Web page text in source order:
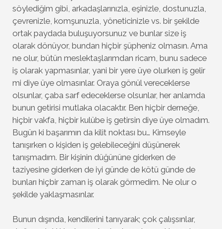
söylediğim gibi, arkadaşlarınızla, eşinizle, dostunuzla,
çevrenizle, komşunuzla, yöneticinizle vs. bir şekilde
ortak paydada buluşuyorsunuz ve bunlar size iş
olarak dönüyor, bundan hiçbir şüpheniz olmasın. Ama
ne olur, bütün meslektaşlarımdan ricam, bunu sadece
iş olarak yapmasınlar, yani bir yere üye olurken iş gelir
mi diye üye olmasınlar. Oraya gönül vereceklerse
olsunlar, çaba sarf edeceklerse olsunlar, her anlamda
bunun getirisi mutlaka olacaktır. Ben hiçbir derneğe,
hiçbir vakfa, hiçbir kulübe iş getirsin diye üye olmadım.
Bugün ki başarımın da kilit noktası bu… Kimseyle
tanışırken o kişiden iş gelebileceğini düşünerek
tanışmadım. Bir kişinin düğününe giderken de
taziyesine giderken de iyi günde de kötü günde de
bunları hiçbir zaman iş olarak görmedim. Ne olur o
şekilde yaklaşmasınlar.
Bunun dışında, kendilerini tanıyarak; çok çalışsınlar,